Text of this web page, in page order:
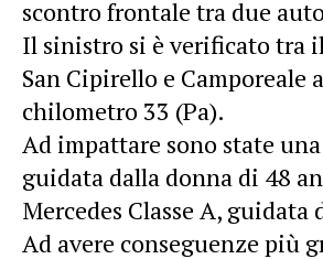
scontro frontale tra due
Il sinistro si è verificato tra
San Cipirello e Camporeale
chilometro 33 (Pa).
Ad impattare sono state
guidata dalla donna di 48
Mercedes Classe A, guidata
Ad avere conseguenze più